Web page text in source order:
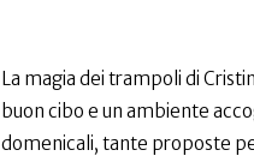
La magia dei trampoli di
buon cibo e un ambiente
domenicali, tante proposte